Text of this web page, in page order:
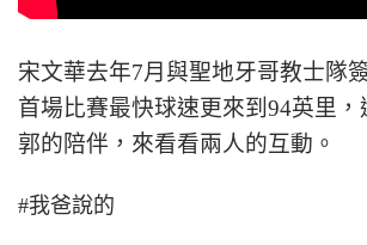
宋文華去年7月與聖地牙哥教士隊
首場比賽最快球速更來到94英里
郭的陪伴，來看看兩人的互動。
#我爸說的